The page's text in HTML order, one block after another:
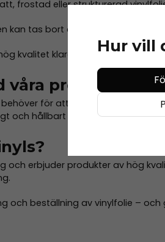
frostad eller strukturerad
kan tas bort eller bytas ut utan att
kvalitet klarar vardagligt slitage
våra produkter
för att foliera fönster själv.
och hållbart resultat.
och erbjuder produkter av hög
och beställning av vinylfolie –
Hur vill